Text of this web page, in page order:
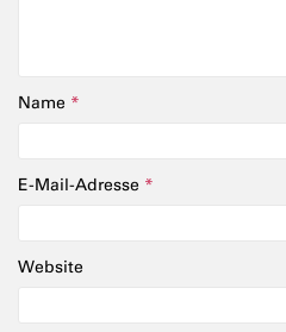
Name *
E-Mail-Adresse *
Website